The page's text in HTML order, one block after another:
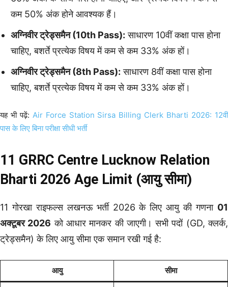
कम 50% अंक होने आवश्यक हैं।
अग्निवीर ट्रेड्समैन (10th Pass): साधारण 10वीं कक्षा पास होना
चाहिए, बशर्ते प्रत्येक विषय में कम से कम 33% अंक हों।
अग्निवीर ट्रेड्समैन (8th Pass): साधारण 8वीं कक्षा पास होना
चाहिए, बशर्ते प्रत्येक विषय में कम से कम 33% अंक हों।
यह भी पढ़ें: Air Force Station Sirsa Billing Clerk Bharti 2026: 12वीं
पास के लिए बिना परीक्षा सीधी भर्ती
11 GRRC Centre Lucknow Relation
Bharti 2026 Age Limit (आयु सीमा)
11 गोरखा राइफल्स लखनऊ भर्ती 2026 के लिए आयु की गणना 01
अक्टूबर 2026 को आधार मानकर की जाएगी। सभी पदों (GD, क्लर्क,
ट्रेड्समैन) के लिए आयु सीमा एक समान रखी गई है:
आयु सीमा